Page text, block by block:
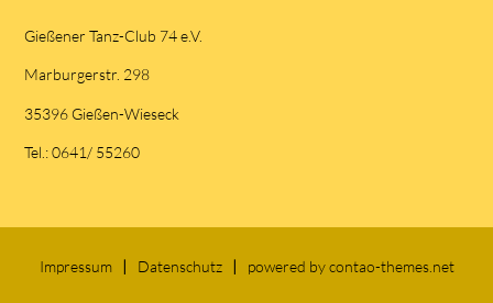
Gießener Tanz-Club 74 e.V.
Marburgerstr. 298
35396 Gießen-Wieseck
Tel.: 0641/ 55260
Impressum Datenschutz powered bycontao-themes.net